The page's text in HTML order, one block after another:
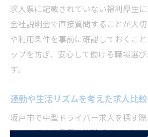
求人票に記載されていない福利厚生
会社説明会で直接質問することが大
や利用条件を事前に確認しておくこ
ップを防ぎ、安心して働ける職場選
す。
通勤や生活リズムを考えた求人比
坂戸市で中型ドライバー求人を探す
セスの良さも重要な比較ポイントに